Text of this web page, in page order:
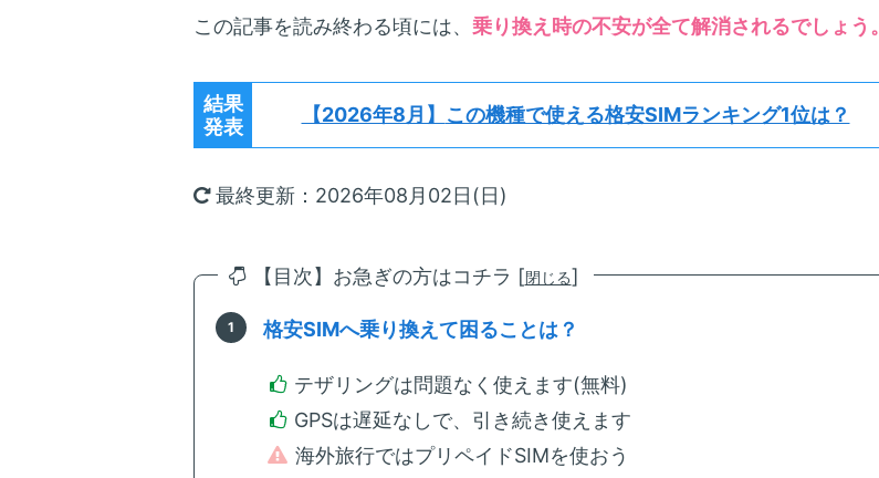
この記事を読み終わる頃には、 乗り換え時の不安が全て解消されるでしょう。
結果
発表
【2026年8月】 この機種で使える格安SIMランキング1位は？
最終更新：2026年08月02日(日)
【目次】お急ぎの方はコチラ [閉じる]
格安SIMへ乗り換えて困ることは？
テザリングは問題なく使えます(無料)
GPSは遅延なしで、引き続き使えます
海外旅行ではプリペイドSIMを使おう